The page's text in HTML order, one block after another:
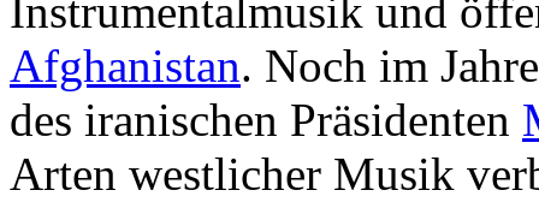
Instrumentalmusik und
Afghanistan. Noch im
des iranischen Präsidenten
Arten westlicher Musik